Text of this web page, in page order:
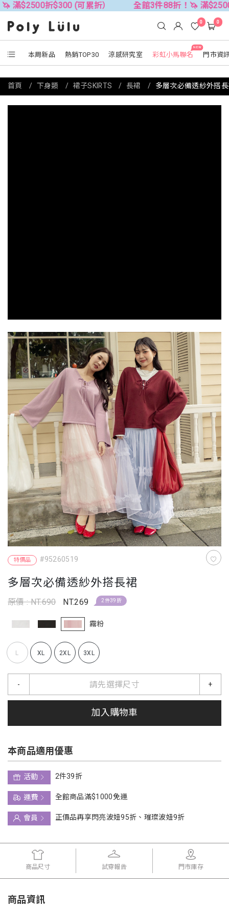
$300 (可累折） 全館3件88折！🦄 滿$2500折$300 (
本周新品 熱銷TOP30 涼感研究室
NEW
彩虹小馬聯名 門市資
0 0
特價品 #95260519
多層次必備透紗外搭長裙
原價 : NT.690 NT.269 2件39折
霧粉
L XL 2XL 3XL
請先選擇尺寸
- +
加入購物車
本商品適用優惠
活動
2件39折
運費
全館商品滿$1000免運
會員
正價品再享閃亮波妞95折、璀璨波妞9折
商品尺寸 試穿報告 門市庫存
商品資訊
首頁 下身類 裙子SKIRTS 長裙 多層次必備透紗外搭